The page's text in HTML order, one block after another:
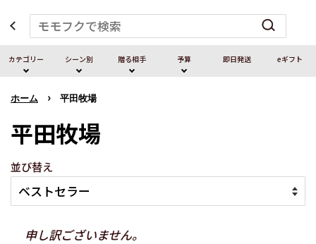
カテゴリー シーン別 贈る相⼿ 予算 即⽇発送 eギフト
ホーム › 平田牧場
平田牧場
並び替え
申し訳ございません。